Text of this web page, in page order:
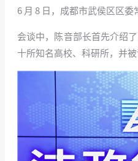
6 月 8 日，成都市武侯区区
会谈中，陈音部长首先介绍
十所知名高校、科研所，并